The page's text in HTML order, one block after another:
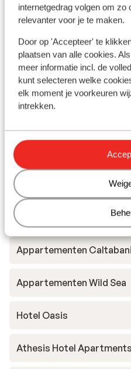
internetgedrag volgen om zo
relevanter voor je te maken.
Door op 'Accepteer' te
plaatsen van alle cookies.
meer informatie incl. de
kunt selecteren welke
elk moment je voorkeuren
intrekken.
Luchthaven: 36 km
Haven: 600 m
Pinautomaat: 150 m
Winkels: 150 m
(Mini)supermarkt: 100 m
Restaurant: 100 m
Apotheek: 500 m
Andere
Appartementen Mare Vita
Zisis Suites
Appartementen
Appartementen Wild Sea
Hotel Oasis
Athesis Hotel